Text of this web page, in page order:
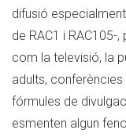
difusió
de RAC1 i RAC105-
com la televisió, la
adults,
fórmules de
esmenten algun